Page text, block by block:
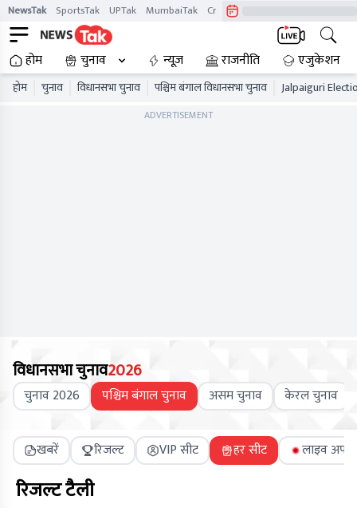
NewsTak SportsTak UPTak MumbaiTak CrimeTak
होम चुनाव न्यूज़ राजनीति एजुकेशन
होम चुनाव विधानसभा चुनाव पश्चिम बंगाल विधानसभा चुनाव Jalpaiguri
ADVERTISEMENT
विधानसभा चुनाव2026
चुनाव 2026 पश्चिम बंगाल चुनाव असम चुनाव केरल चुनाव
खबरें रिजल्ट VIP सीट हर सीट लाइव
रिजल्ट टैली